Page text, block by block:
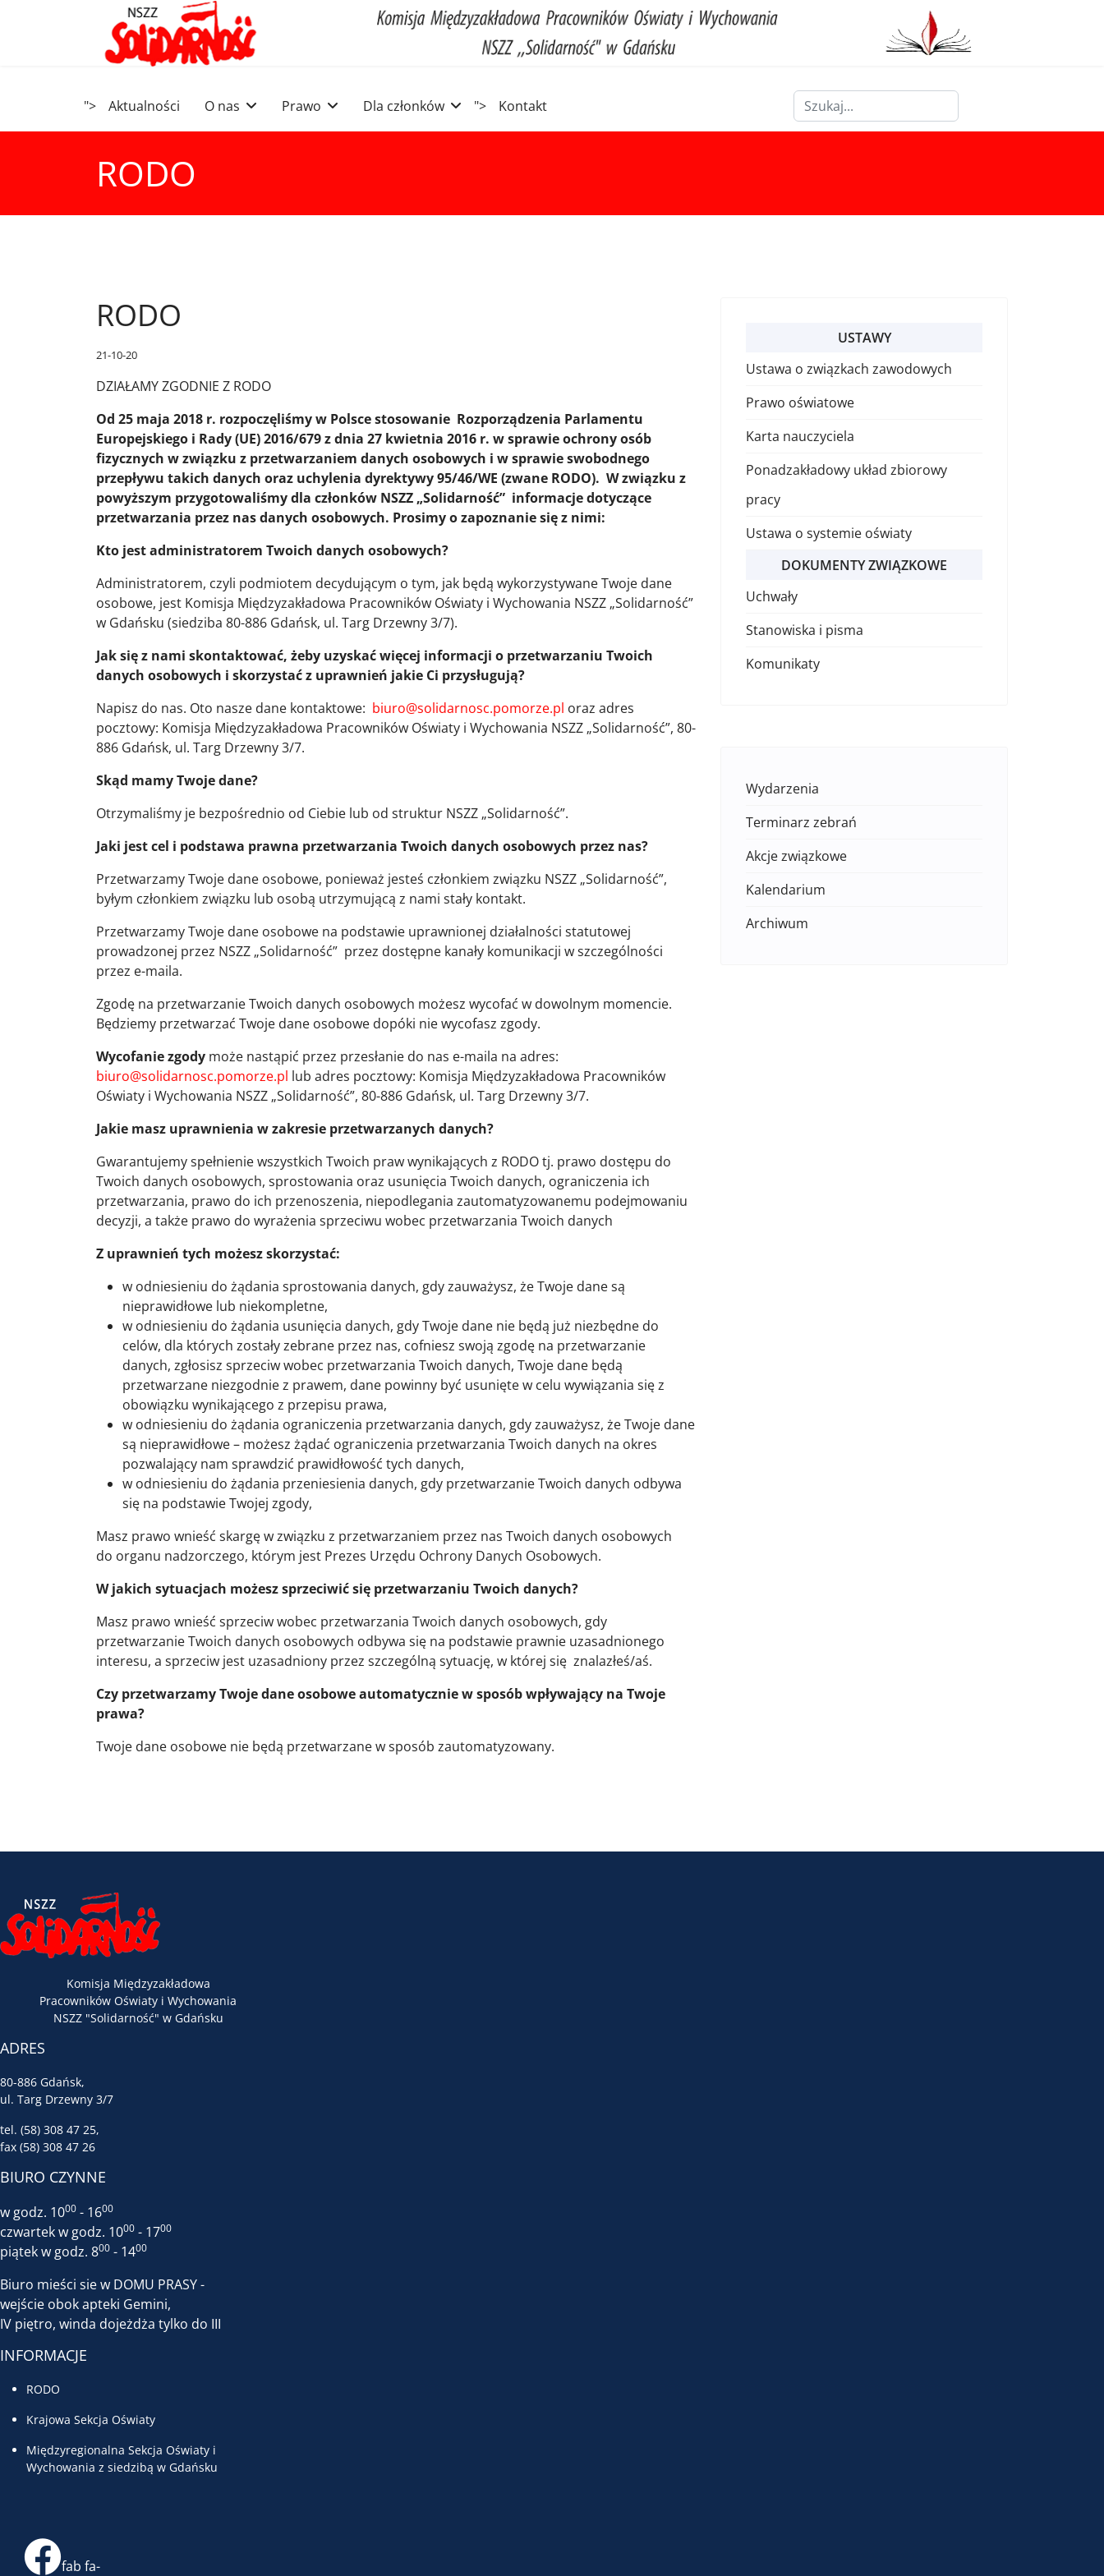
"> Aktualności O nas Prawo Dla członków "> Kontakt
Szukaj
Type 2 or more characters for results.
RODO
RODO
21-10-20
DZIAŁAMY ZGODNIE Z RODO
Od 25 maja 2018 r. rozpoczęliśmy w Polsce stosowanie Rozporządzenia Parlamentu
Europejskiego i Rady (UE) 2016/679 z dnia 27 kwietnia 2016 r. w sprawie ochrony osób
fizycznych w związku z przetwarzaniem danych osobowych i w sprawie swobodnego
przepływu takich danych oraz uchylenia dyrektywy 95/46/WE (zwane RODO). W związku z
powyższym przygotowaliśmy dla członków NSZZ „Solidarność” informacje dotyczące
przetwarzania przez nas danych osobowych. Prosimy o zapoznanie się z nimi:
Kto jest administratorem Twoich danych osobowych?
Administratorem, czyli podmiotem decydującym o tym, jak będą wykorzystywane Twoje dane
osobowe, jest Komisja Międzyzakładowa Pracowników Oświaty i Wychowania NSZZ „Solidarność”
w Gdańsku (siedziba 80-886 Gdańsk, ul. Targ Drzewny 3/7).
Jak się z nami skontaktować, żeby uzyskać więcej informacji o przetwarzaniu Twoich
danych osobowych i skorzystać z uprawnień jakie Ci przysługują?
Napisz do nas. Oto nasze dane kontaktowe: biuro@solidarnosc.pomorze.pl oraz adres
pocztowy: Komisja Międzyzakładowa Pracowników Oświaty i Wychowania NSZZ „Solidarność”, 80-
886 Gdańsk, ul. Targ Drzewny 3/7.
Skąd mamy Twoje dane?
Otrzymaliśmy je bezpośrednio od Ciebie lub od struktur NSZZ „Solidarność”.
Jaki jest cel i podstawa prawna przetwarzania Twoich danych osobowych przez nas?
Przetwarzamy Twoje dane osobowe, ponieważ jesteś członkiem związku NSZZ „Solidarność”,
byłym członkiem związku lub osobą utrzymującą z nami stały kontakt.
Przetwarzamy Twoje dane osobowe na podstawie uprawnionej działalności statutowej
prowadzonej przez NSZZ „Solidarność” przez dostępne kanały komunikacji w szczególności
przez e-maila.
Zgodę na przetwarzanie Twoich danych osobowych możesz wycofać w dowolnym momencie.
Będziemy przetwarzać Twoje dane osobowe dopóki nie wycofasz zgody.
Wycofanie zgody może nastąpić przez przesłanie do nas e-maila na adres:
biuro@solidarnosc.pomorze.pl lub adres pocztowy: Komisja Międzyzakładowa Pracowników
Oświaty i Wychowania NSZZ „Solidarność”, 80-886 Gdańsk, ul. Targ Drzewny 3/7.
Jakie masz uprawnienia w zakresie przetwarzanych danych?
Gwarantujemy spełnienie wszystkich Twoich praw wynikających z RODO tj. prawo dostępu do
Twoich danych osobowych, sprostowania oraz usunięcia Twoich danych, ograniczenia ich
przetwarzania, prawo do ich przenoszenia, niepodlegania zautomatyzowanemu podejmowaniu
decyzji, a także prawo do wyrażenia sprzeciwu wobec przetwarzania Twoich danych
Z uprawnień tych możesz skorzystać:
w odniesieniu do żądania sprostowania danych, gdy zauważysz, że Twoje dane są
nieprawidłowe lub niekompletne,
w odniesieniu do żądania usunięcia danych, gdy Twoje dane nie będą już niezbędne do
celów, dla których zostały zebrane przez nas, cofniesz swoją zgodę na przetwarzanie
danych, zgłosisz sprzeciw wobec przetwarzania Twoich danych, Twoje dane będą
przetwarzane niezgodnie z prawem, dane powinny być usunięte w celu wywiązania się z
obowiązku wynikającego z przepisu prawa,
w odniesieniu do żądania ograniczenia przetwarzania danych, gdy zauważysz, że Twoje dane
są nieprawidłowe – możesz żądać ograniczenia przetwarzania Twoich danych na okres
pozwalający nam sprawdzić prawidłowość tych danych,
w odniesieniu do żądania przeniesienia danych, gdy przetwarzanie Twoich danych odbywa
się na podstawie Twojej zgody,
Masz prawo wnieść skargę w związku z przetwarzaniem przez nas Twoich danych osobowych
do organu nadzorczego, którym jest Prezes Urzędu Ochrony Danych Osobowych.
W jakich sytuacjach możesz sprzeciwić się przetwarzaniu Twoich danych?
Masz prawo wnieść sprzeciw wobec przetwarzania Twoich danych osobowych, gdy
przetwarzanie Twoich danych osobowych odbywa się na podstawie prawnie uzasadnionego
interesu, a sprzeciw jest uzasadniony przez szczególną sytuację, w której się znalazłeś/aś.
Czy przetwarzamy Twoje dane osobowe automatycznie w sposób wpływający na Twoje
prawa?
Twoje dane osobowe nie będą przetwarzane w sposób zautomatyzowany.
USTAWY
Ustawa o związkach zawodowych
Prawo oświatowe
Karta nauczyciela
Ponadzakładowy układ zbiorowy
pracy
Ustawa o systemie oświaty
DOKUMENTY ZWIĄZKOWE
Uchwały
Stanowiska i pisma
Komunikaty
Wydarzenia
Terminarz zebrań
Akcje związkowe
Kalendarium
Archiwum
Komisja Międzyzakładowa
Pracowników Oświaty i Wychowania
NSZZ "Solidarność" w Gdańsku
ADRES
80-886 Gdańsk,
ul. Targ Drzewny 3/7
tel. (58) 308 47 25,
fax (58) 308 47 26
BIURO CZYNNE
w godz. 1000 - 1600
czwartek w godz. 1000 - 1700
piątek w godz. 800 - 1400
Biuro mieści sie w DOMU PRASY -
wejście obok apteki Gemini,
IV piętro, winda dojeżdża tylko do III
INFORMACJE
RODO
Krajowa Sekcja Oświaty
Międzyregionalna Sekcja Oświaty i
Wychowania z siedzibą w Gdańsku
fab fa-